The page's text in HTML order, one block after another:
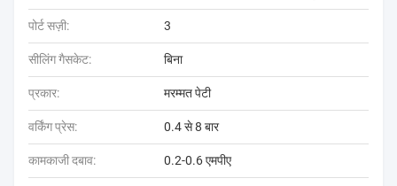
पोर्ट सज़ी: 3
सीलिंग गैसकेट: बिना
प्रकार: मरम्मत पेटी
वर्किंग प्रेस: 0.4 से 8 बार
कामकाजी दबाव: 0.2-0.6 एमपीए